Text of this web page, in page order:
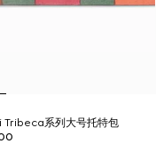
Tribeca系列大号托特包